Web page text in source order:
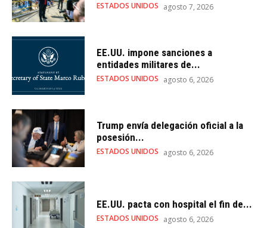
ESTADOS UNIDOS agosto 7, 2026
EE.UU. impone sanciones a
entidades militares de...
ESTADOS UNIDOS agosto 6, 2026
Trump envía delegación oficial a la
posesión...
ESTADOS UNIDOS agosto 6, 2026
EE.UU. pacta con hospital el fin de...
ESTADOS UNIDOS agosto 6, 2026